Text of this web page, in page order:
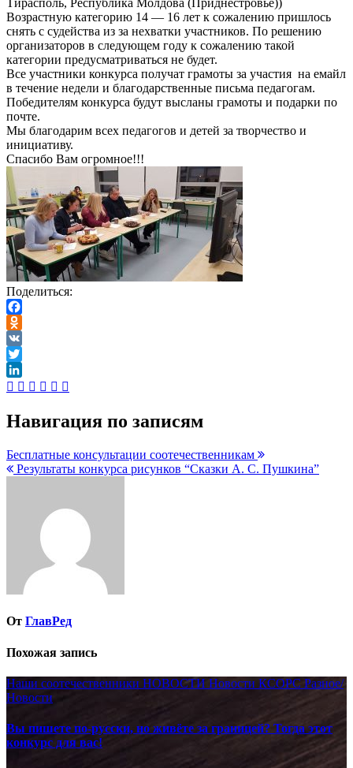
Тирасполь, Республика Молдова (Приднестровье))
Возрастную категорию 14 — 16 лет к сожалению пришлось
снять с судейства из за нехватки участников. По решению
организаторов в следующем году к сожалению такой
категории предусматриваться не будет.
Все участники конкурса получат грамоты за участия на емайл
в течение недели и благодарственные письма педагогам.
Победителям конкурса будут высланы грамоты и подарки по
почте.
Мы благодарим всех педагогов и детей за творчество и
инициативу.
Спасибо Вам огромное!!!
Поделиться:
Facebook
Odnoklassniki
VK
Twitter
LinkedIn
Навигация по записям
Бесплатные консультации соотечественникам
Результаты конкурса рисунков “Сказки А. С. Пушкина”
От ГлавРед
Похожая запись
Наши соотечественники НОВОСТИ Новости КСОРС Разное/
Новости
Вы пишете по-русски, но живёте за границей? Тогда этот
конкурс для вас!